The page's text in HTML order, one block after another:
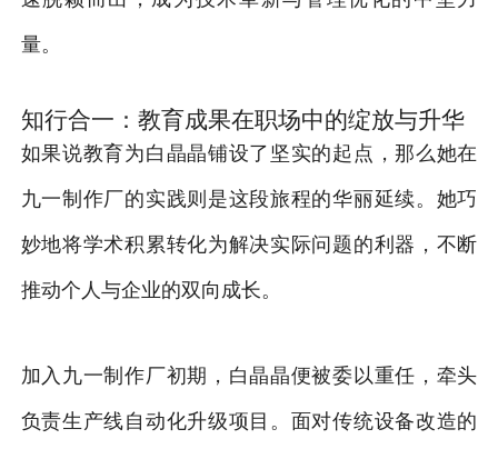
量。
知行合一：教育成果在职场中的绽放与升华
如果说教育为白晶晶铺设了坚实的起点，那么她在
九一制作厂的实践则是这段旅程的华丽延续。她巧
妙地将学术积累转化为解决实际问题的利器，不断
推动个人与企业的双向成长。
加入九一制作厂初期，白晶晶便被委以重任，牵头
负责生产线自动化升级项目。面对传统设备改造的